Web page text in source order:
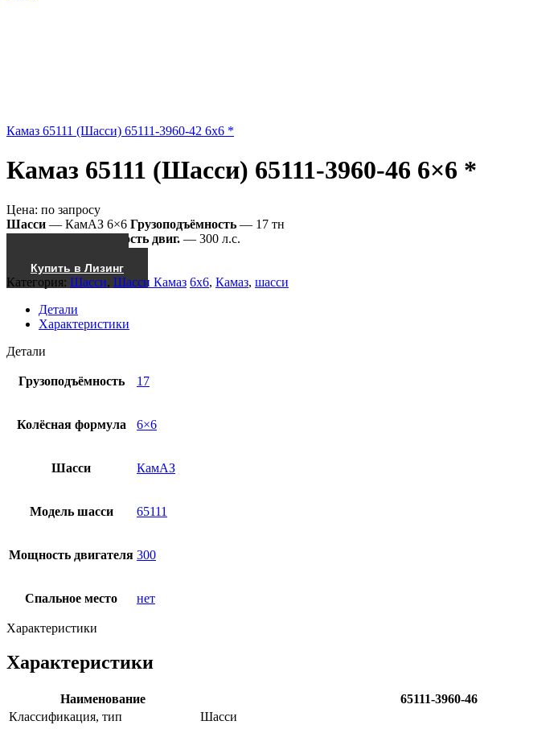
Камаз 65111 (Шасси) 65111-3960-42 6x6 *
Камаз 65111 (Шасси) 65111-3960-46 6×6 *
Цена: по запросу
Шасси — КамАЗ 6×6 Грузоподъёмность — 17 тн
Мощность двиг. — 300 л.с.
Купить в Лизинг
Категория: Шасси, Шасси Камаз 6x6, Камаз, шасси
Детали
Характеристики
Детали
Грузоподъёмность 17
Колёсная формула 6×6
Шасси КамАЗ
Модель шасси 65111
Мощность двигателя 300
Спальное место нет
Характеристики
Характеристики
Наименование
65111-3960-46
Классификация, тип
Шасси